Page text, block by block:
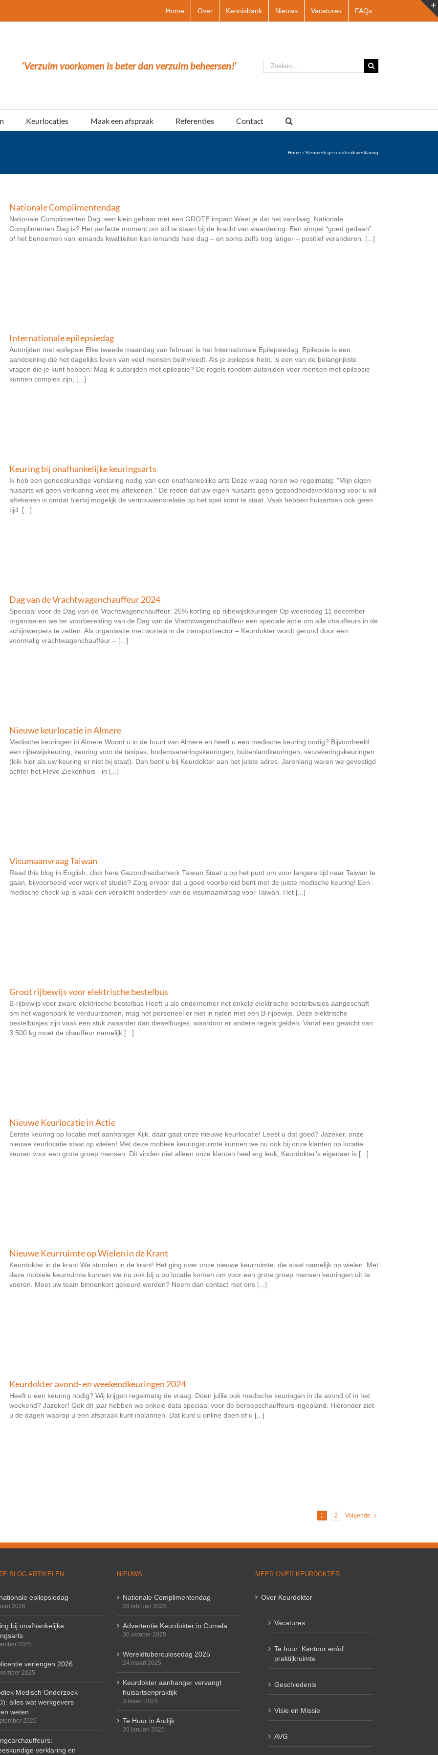
Home Over Kennisbank Nieuws Vacatures FAQs
‘Verzuim voorkomen is beter dan verzuim beheersen!’
Zoeken
naar:
Keurlocaties Maak een afspraak Referenties Contact
Home Kenmerk:gezondheidsverklaring
Nationale Complimentendag
Nationale Complimenten Dag: een klein gebaar met een GROTE impact Weet je dat het vandaag, Nationale
Complimenten Dag is? Het perfecte moment om stil te staan bij de kracht van waardering. Een simpel “goed gedaan”
of het benoemen van iemands kwaliteiten kan iemands hele dag – en soms zelfs nog langer – positief veranderen. [...]
Internationale epilepsiedag
Autorijden met epilepsie Elke tweede maandag van februari is het Internationale Epilepsiedag. Epilepsie is een
aandoening die het dagelijks leven van veel mensen beïnvloedt. Als je epilepsie hebt, is een van de belangrijkste
vragen die je kunt hebben: Mag ik autorijden met epilepsie? De regels rondom autorijden voor mensen met epilepsie
kunnen complex zijn, [...]
Keuring bij onafhankelijke keuringsarts
Ik heb een geneeskundige verklaring nodig van een onafhankelijke arts Deze vraag horen we regelmatig: "Mijn eigen
huisarts wil geen verklaring voor mij aftekenen." De reden dat uw eigen huisarts geen gezondheidsverklaring voor u wil
aftekenen is omdat hierbij mogelijk de vertrouwensrelatie op het spel komt te staat. Vaak hebben huisartsen ook geen
tijd. [...]
Dag van de Vrachtwagenchauffeur 2024
Speciaal voor de Dag van de Vrachtwagenchauffeur: 25% korting op rijbewijskeuringen Op woensdag 11 december
organiseren we ter voorbereiding van de Dag van de Vrachtwagenchauffeur een speciale actie om alle chauffeurs in de
schijnwerpers te zetten. Als organisatie met wortels in de transportsector – Keurdokter wordt gerund door een
voormalig vrachtwagenchauffeur – [...]
Nieuwe keurlocatie in Almere
Medische keuringen in Almere Woont u in de buurt van Almere en heeft u een medische keuring nodig? Bijvoorbeeld
een rijbewijskeuring, keuring voor de taxipas, bodemsaneringskeuringen, buitenlandkeuringen, verzekeringskeuringen
(klik hier als uw keuring er niet bij staat). Dan bent u bij Keurdokter aan het juiste adres. Jarenlang waren we gevestigd
achter het Flevo Ziekenhuis - in [...]
Visumaanvraag Taiwan
Read this blog in English, click here Gezondheidscheck Taiwan Staat u op het punt om voor langere tijd naar Taiwan te
gaan, bijvoorbeeld voor werk of studie? Zorg ervoor dat u goed voorbereid bent met de juiste medische keuring! Een
medische check-up is vaak een verplicht onderdeel van de visumaanvraag voor Taiwan. Het [...]
Groot rijbewijs voor elektrische bestelbus
B-rijbewijs voor zware elektrische bestelbus Heeft u als ondernemer net enkele elektrische bestelbusjes aangeschaft
om het wagenpark te verduurzamen, mag het personeel er niet in rijden met een B-rijbewijs. Deze elektrische
bestelbusjes zijn vaak een stuk zwaarder dan dieselbusjes, waardoor er andere regels gelden. Vanaf een gewicht van
3.500 kg moet de chauffeur namelijk [...]
Nieuwe Keurlocatie in Actie
Eerste keuring op locatie met aanhanger Kijk, daar gaat onze nieuwe keurlocatie! Leest u dat goed? Jazeker, onze
nieuwe keurlocatie staat op wielen! Met deze mobiele keuringsruimte kunnen we nu ook bij onze klanten op locatie
keuren voor een grote groep mensen. Dit vinden niet alleen onze klanten heel erg leuk, Keurdokter’s eigenaar is [...]
Nieuwe Keurruimte op Wielen in de Krant
Keurdokter in de krant We stonden in de krant! Het ging over onze nieuwe keurruimte, die staat namelijk op wielen. Met
deze mobiele keurruimte kunnen we nu ook bij u op locatie komen om voor een grote groep mensen keuringen uit te
voeren. Moet uw team binnenkort gekeurd worden? Neem dan contact met ons [...]
Keurdokter avond- en weekendkeuringen 2024
Heeft u een keuring nodig? Wij krijgen regelmatig de vraag: Doen jullie ook medische keuringen in de avond of in het
weekend? Jazeker! Ook dit jaar hebben we enkele data speciaal voor de beroepschauffeurs ingepland. Hieronder ziet
u de dagen waarop u een afspraak kunt inplannen. Dat kunt u online doen of u [...]
1 2 Volgende
BLOG ARTIKELEN
epilepsiedag
2026
bij onafhankelijke
2025
verlengen 2026
2025
Medisch Onderzoek
alles wat werkgevers
weten
2025
verklaring en
NIEUWS
Nationale Complimentendag
28 februari 2026
Advertentie Keurdokter in Cumela
30 oktober 2025
Wereldtuberculosedag 2025
24 maart 2025
Keurdokter aanhanger vervangt
huisartsenpraktijk
3 maart 2025
Te Huur in Andijk
20 januari 2025
MEER OVER KEURDOKTER
Over Keurdokter
Vacatures
Te huur: Kantoor en/of
praktijkruimte
Geschiedenis
Visie en Missie
AVG